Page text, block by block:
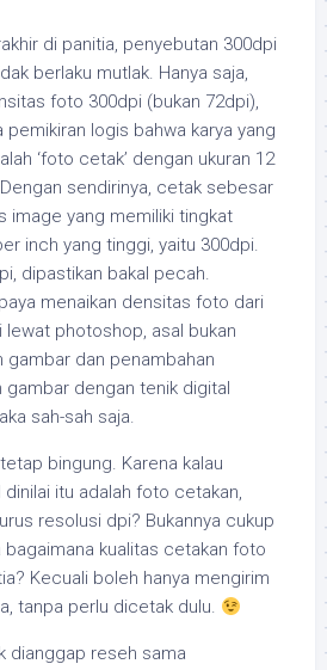
di panitia, penyebutan 300dpi
berlaku mutlak. Hanya saja,
foto 300dpi (bukan 72dpi),
pemikiran logis bahwa karya yang
‘foto cetak’ dengan ukuran 12
sendirinya, cetak sebesar
image yang memiliki tingkat
inch yang tinggi, yaitu 300dpi.
dipastikan bakal pecah.
menaikan densitas foto dari
lewat photoshop, asal bukan
gambar dan penambahan
gambar dengan tenik digital
sah-sah saja.
bingung. Karena kalau
itu adalah foto cetakan,
resolusi dpi? Bukannya cukup
kualitas cetakan foto
Kecuali boleh hanya mengirim
tanpa perlu dicetak dulu.
dianggap reseh sama